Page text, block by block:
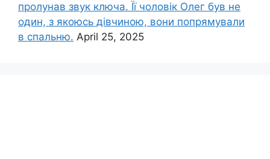
пролунав звук ключа. Її чоловік Олег був не
один, з якоюсь дівчиною, вони попрямували
в спальню. April 25, 2025